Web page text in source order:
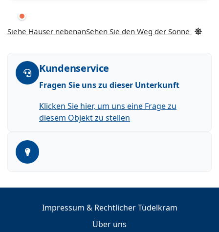
Siehe Häuser nebenanSehen Sie den Weg der Sonne
Kundenservice
Fragen Sie uns zu dieser Unterkunft
Klicken Sie hier, um uns eine Frage zu
diesem Objekt zu stellen
Impressum & Rechtlicher Tüdelkram
Über uns